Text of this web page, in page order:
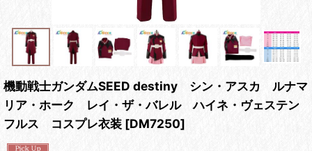
機動戦士ガンダムSEED destiny シン・アスカ ルナマ
リア・ホーク レイ・ザ・バレル ハイネ・ヴェステン
フルス コスプレ衣装 [DM7250]